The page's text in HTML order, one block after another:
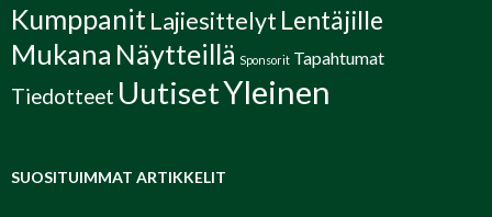
Kumppanit Lajiesittelyt Lentäjille
Mukana Näytteillä Sponsorit Tapahtumat
Tiedotteet UutisetYleinen
SUOSITUIMMAT ARTIKKELIT